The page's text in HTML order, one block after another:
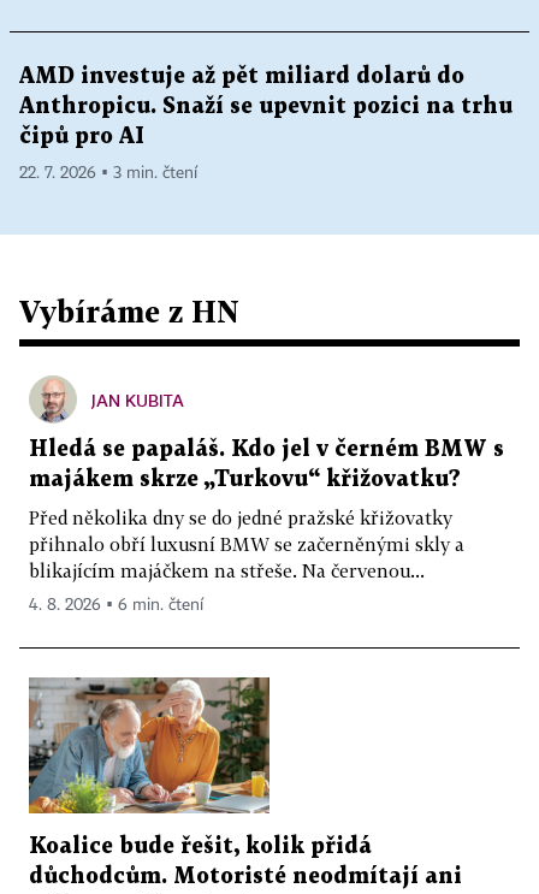
AMD investuje až pět miliard dolarů do
Anthropicu. Snaží se upevnit pozici na trhu
čipů pro AI
22. 7. 2026 ▪ 3 min. čtení
Vybíráme z HN
JAN KUBITA
Hledá se papaláš. Kdo jel v černém BMW s
majákem skrze „Turkovu“ křižovatku?
Před několika dny se do jedné pražské křižovatky
přihnalo obří luxusní BMW se začerněnými skly a
blikajícím majáčkem na střeše. Na červenou...
4. 8. 2026 ▪ 6 min. čtení
Koalice bude řešit, kolik přidá
důchodcům. Motoristé neodmítají ani